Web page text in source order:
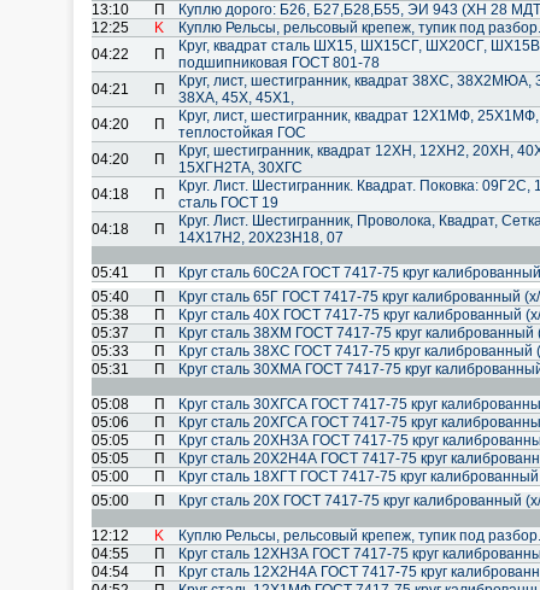
13:10 П
Куплю дорого: Б26, Б27,Б28,Б55, ЭИ 943 (ХН 28
12:25
K
Куплю Рельсы, рельсовый крепеж, тупик под
04:22
П
Круг, квадрат сталь ШХ15, ШХ15СГ, ШХ20СГ,
подшипниковая ГОСТ 801-78
04:21
П
Круг, лист, шестигранник, квадрат 38ХС,
38ХА, 45Х, 45Х1,
04:20
П
Круг, лист, шестигранник, квадрат 12Х1МФ,
теплостойкая ГОС
04:20
П
Круг, шестигранник, квадрат 12ХН, 12ХН2, 20ХН,
15ХГН2ТА, 30ХГС
04:18
П
Круг. Лист. Шестигранник. Квадрат. Поковка:
сталь ГОСТ 19
04:18
П
Круг. Лист. Шестигранник, Проволока, Квадрат,
14Х17Н2, 20Х23Н18, 07
05:41 П
Круг сталь 60С2А ГОСТ 7417-75 круг
05:40
П
Круг сталь 65Г ГОСТ 7417-75 круг калиброванный
05:38
П
Круг сталь 40Х ГОСТ 7417-75 круг калиброванный
05:37
П
Круг сталь 38ХМ ГОСТ 7417-75 круг
05:33
П
Круг сталь 38ХС ГОСТ 7417-75 круг
05:31
П Круг сталь 30ХМА ГОСТ 7417-75 круг
05:08 П
Круг сталь 30ХГСА ГОСТ 7417-75 круг
05:06
П
Круг сталь 20ХГСА ГОСТ 7417-75 круг
05:05
П
Круг сталь 20ХН3А ГОСТ 7417-75 круг
05:05
П
Круг сталь 20Х2Н4А ГОСТ 7417-75 круг
05:00
П
Круг сталь 18ХГТ ГОСТ 7417-75 круг
05:00
П Круг сталь 20Х ГОСТ 7417-75 круг калиброванный
12:12 K
Куплю Рельсы, рельсовый крепеж, тупик под
04:55
П
Круг сталь 12ХН3А ГОСТ 7417-75 круг
04:54
П
Круг сталь 12Х2Н4А ГОСТ 7417-75 круг